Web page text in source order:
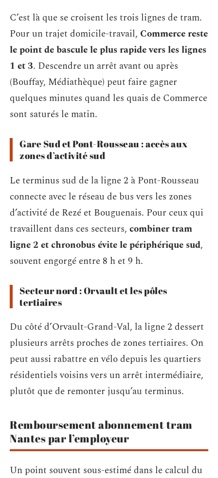
C’est là que se croisent les trois lignes de tram.
Pour un trajet domicile-travail, Commerce reste
le point de bascule le plus rapide vers les lignes
1 et 3. Descendre un arrêt avant ou après
(Bouffay, Médiathèque) peut faire gagner
quelques minutes quand les quais de Commerce
sont saturés le matin.
Gare Sud et Pont-Rousseau : accès aux
zones d’activité sud
Le terminus sud de la ligne 2 à Pont-Rousseau
connecte avec le réseau de bus vers les zones
d’activité de Rezé et Bouguenais. Pour ceux qui
travaillent dans ces secteurs, combiner tram
ligne 2 et chronobus évite le périphérique sud,
souvent engorgé entre 8 h et 9 h.
Secteur nord : Orvault et les pôles
tertiaires
Du côté d’Orvault-Grand-Val, la ligne 2 dessert
plusieurs arrêts proches de zones tertiaires. On
peut aussi rabattre en vélo depuis les quartiers
résidentiels voisins vers un arrêt intermédiaire,
plutôt que de remonter jusqu’au terminus.
Remboursement abonnement tram
Nantes par l’employeur
Un point souvent sous-estimé dans le calcul du